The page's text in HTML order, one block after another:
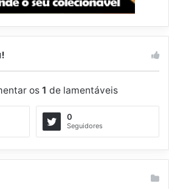
os 1 de lamentáveis
0
Seguidores